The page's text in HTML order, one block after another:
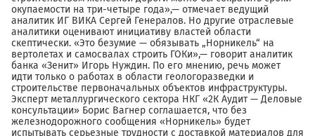
окупаемости на три-четыре года»,— отмечает ведущий
аналитик ИГ ВИКА Сергей Генералов. Но другие отраслевые
аналитики оценивают инициативу властей области
скептически. «Это безумие — обязывать „Норникель“ на
вертолетах и самосвалах строить ГОКи»,— говорит аналитик
банка «Зенит» Игорь Нуждин. По его мнению, речь может
идти только о работах в области геологоразведки и
строительстве первоначальных объектов инфраструктуры.
Эксперт металлургического сектора НКГ «2К Аудит — Деловые
консультации» Борис Вагнер соглашается, что без
железнодорожного сообщения «Норникель» будет
испытывать серьезные трудности с доставкой материалов для